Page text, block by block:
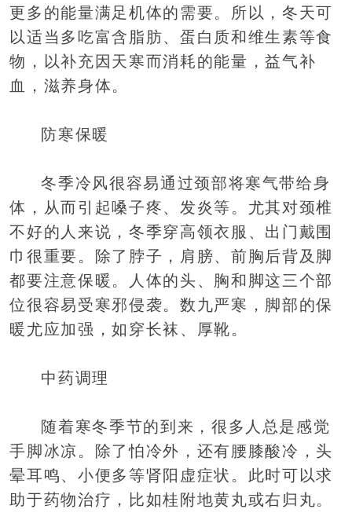
更多的能量满足机体的需要。所以，冬天可
以适当多吃富含脂肪、蛋白质和维生素等食
物，以补充因天寒而消耗的能量，益气补
血，滋养身体。
防寒保暖
冬季冷风很容易通过颈部将寒气带给身
体，从而引起嗓子疼、发炎等。尤其对颈椎
不好的人来说，冬季穿高领衣服、出门戴围
巾很重要。除了脖子，肩膀、前胸后背及脚
都要注意保暖。人体的头、胸和脚这三个部
位很容易受寒邪侵袭。数九严寒，脚部的保
暖尤应加强，如穿长袜、厚靴。
中药调理
随着寒冬季节的到来，很多人总是感觉
手脚冰凉。除了怕冷外，还有腰膝酸冷，头
晕耳鸣、小便多等肾阳虚症状。此时可以求
助于药物治疗，比如桂附地黄丸或右归丸。